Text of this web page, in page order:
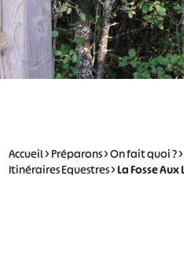
Accueil>Préparons>On fait quoi ?
Itinéraires Equestres>La Fosse Aux